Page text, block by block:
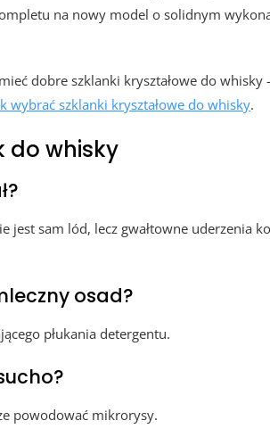
na nowy model o solidnym
dobre szklanki kryształowe do
wybrać szklanki kryształowe do whisky.
do whisky
jest sam lód, lecz gwałtowne uderzenia
osad?
płukania detergentu.
powodować mikrorysy.